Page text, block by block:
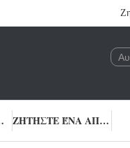
ΜΕ ΖΗΤΉΣΤΕ ΈΝΑ ΑΠΌΣΠΑΣΜΑ